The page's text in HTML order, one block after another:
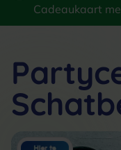
Cadeaukaart